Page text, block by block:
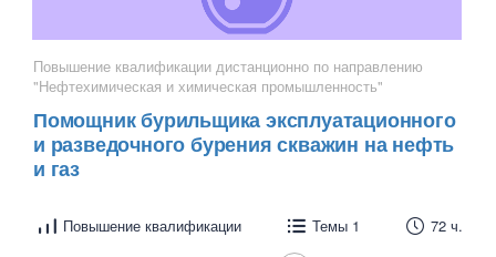
Повышение квалификации дистанционно по направлению
"Нефтехимическая и химическая промышленность"
Помощник бурильщика эксплуатационного
и разведочного бурения скважин на нефть
и газ
Повышение квалификации Темы 1 72 ч.